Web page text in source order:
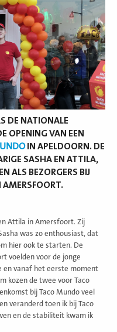
DE NATIONALE
OPENING VAN EEN
IN APELDOORN. DE
SASHA EN ATTILA,
ALS BEZORGERS BIJ
Attila in Amersfoort. Zij
was zo enthousiast, dat
hier ook te starten. De
voelden voor de jonge
en vanaf het eerste moment
kozen de twee voor Taco
bij Taco Mundo veel
veranderd toen ik bij Taco
en de stabiliteit kwam ik